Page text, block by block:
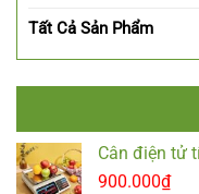
Tất Cả Sản Phẩm
Cân điện tử
900.000₫